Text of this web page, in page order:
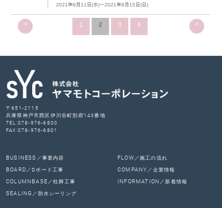
2021年8月11日(水)～2021年8月15日(日)
< 1 2 3 4 >
〒651-2115
兵庫県神戸市西区伊川谷町別府143番地
TEL:078-976-6800
FAX:078-976-6801
BUSINESS ／事業内容 FLOW ／施工の流れ
BOARD ／Dボード工事 COMPANY ／企業情報
COLUMNBASE ／柱脚工事 INFORMATION ／新着情報
SEALING ／防水シーリング